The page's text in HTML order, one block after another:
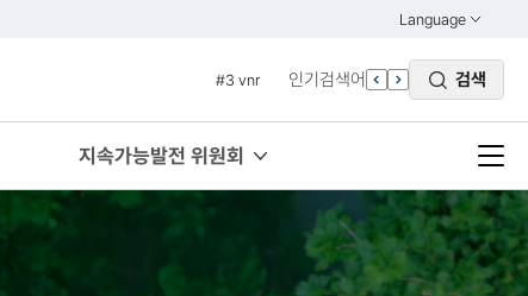
Language
열기
ENGLISH
#3 vnr
#5 esg
#6 빈곤
인기검색어 검색
지속가능발전 위원회